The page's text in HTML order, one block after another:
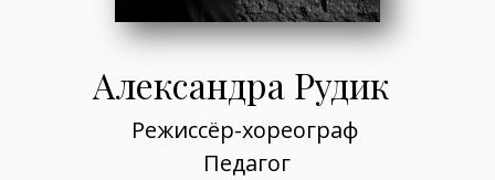
Александра Рудик
Режиссёр-хореограф
Педагог